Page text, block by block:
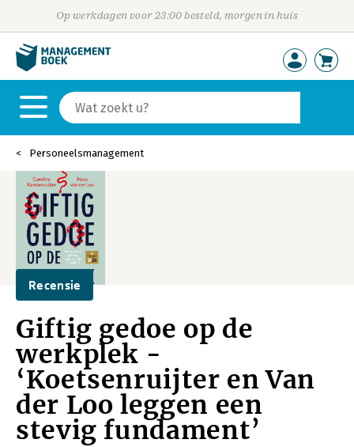
Op werkdagen voor 23:00 besteld, morgen in huis
Personeelsmanagement
Recensie
Giftig gedoe op de
werkplek -
‘Koetsenruijter en Van
der Loo leggen een
stevig fundament’